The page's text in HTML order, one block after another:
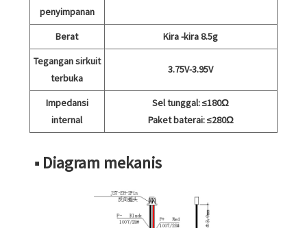
penyimpanan
Berat
Kira -kira 8.5g
Tegangan sirkuit
terbuka
3.75V-3.95V
Impedansi
internal
Sel tunggal: ≤180Ω
Paket baterai: ≤280Ω
■ Diagram mekanis